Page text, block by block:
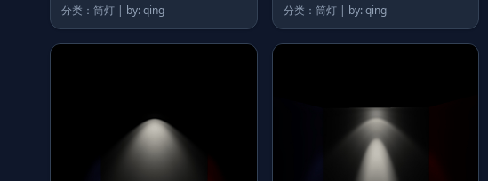
分类：筒灯 | by: qing 分类：筒灯 | by: qing